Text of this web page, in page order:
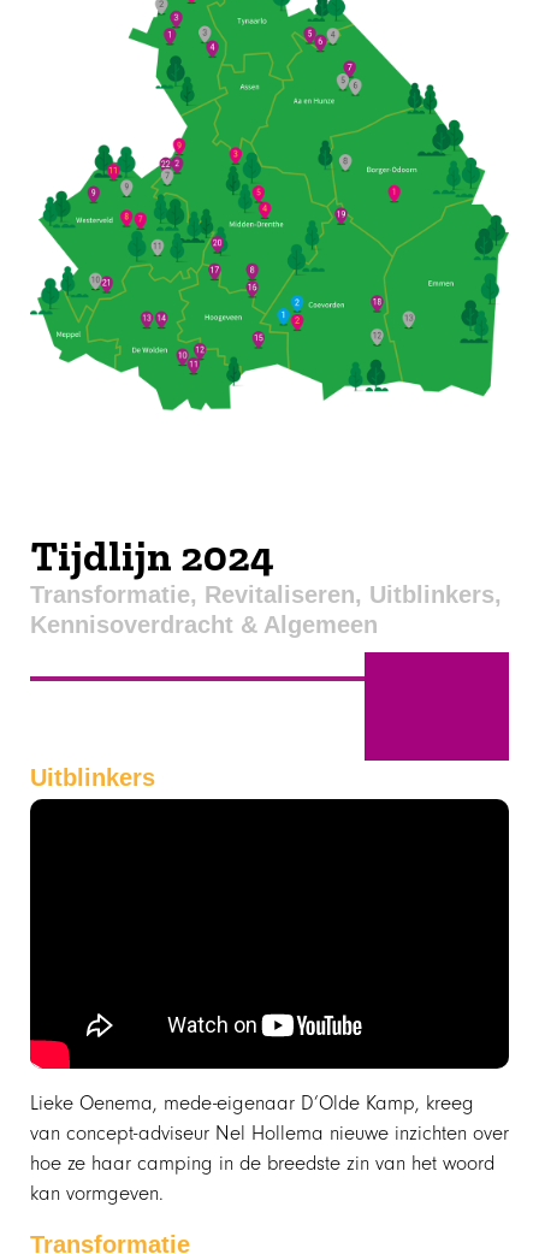
Tijdlijn 2024
Transformatie, Revitaliseren, Uitblinkers,
Kennisoverdracht & Algemeen
Transformatie
Uitblinkers
Lieke Oenema, mede-eigenaar D’Olde Kamp, kreeg
van concept-adviseur Nel Hollema nieuwe inzichten over
hoe ze haar camping in de breedste zin van het woord
kan vormgeven.